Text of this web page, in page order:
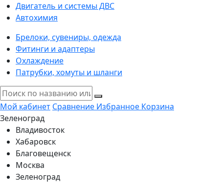
Двигатель и системы ДВС
Автохимия
Брелоки, сувениры, одежда
Фитинги и адаптеры
Охлаждение
Патрубки, хомуты и шланги
Мой кабинет Сравнение Избранное Корзина
Зеленоград
Владивосток
Хабаровск
Благовещенск
Москва
Зеленоград